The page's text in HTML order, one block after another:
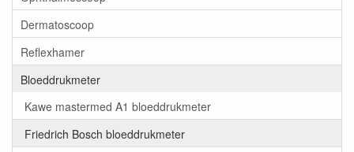
Dermatoscoop
Reflexhamer
Bloeddrukmeter
Kawe mastermed A1 bloeddrukmeter
Friedrich Bosch bloeddrukmeter